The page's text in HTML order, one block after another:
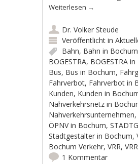
Weiterlesen →
Dr. Volker Steude
Veröffentlicht in
Bahn, Bahn in Bochum
BOGESTRA, BOGESTRA
Bus, Bus in Bochum,
Fahrverbot, Fahrverbot in
Kunden, Kunden in
Nahverkehrsnetz in
Nahverkehrsunternehmen
ÖPNV in Bochum,
Stadtgestalter in Bochum,
Bochum Verkehr,VRR,
1 Kommentar